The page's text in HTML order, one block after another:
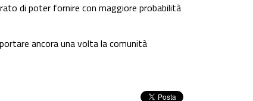
di poter fornire con maggiore probabilità
ancora una volta la comunità